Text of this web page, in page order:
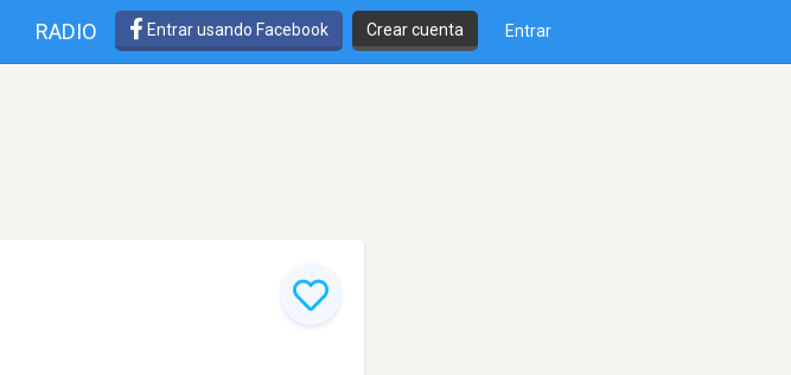
RADIO Entrar usando Facebook Crear cuenta Entrar